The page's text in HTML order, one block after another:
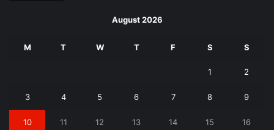
August 2026
M T W T F S S
1 2
3 4 5 6 7 8 9
10 11 12 13 14 15 16